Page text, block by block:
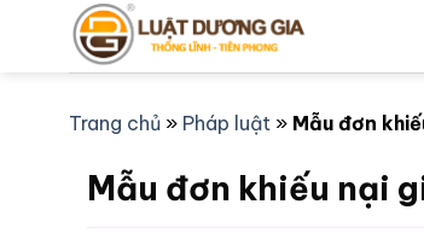
Trang chủ » Pháp luật » Mẫu đơn
Mẫu đơn khiếu nại